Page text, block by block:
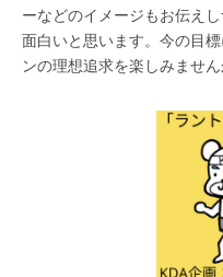
ーなどのイメージもお伝え
面白いと思います。今の目
ンの理想追求を楽しみません